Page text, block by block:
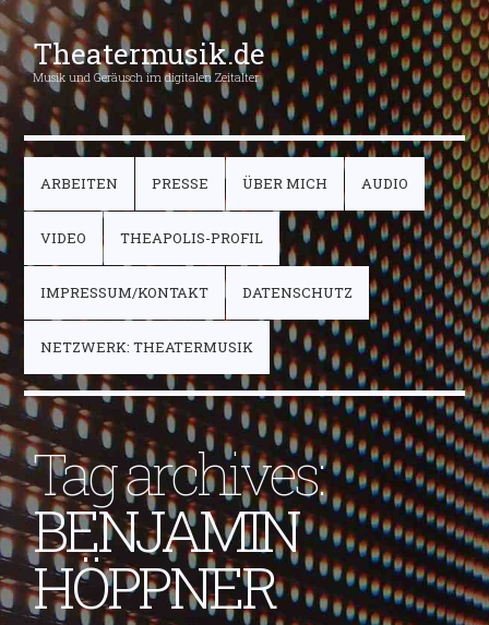
Theatermusik.de
Musik und Geräusch im digitalen Zeitalter
ARBEITEN PRESSE ÜBER MICH AUDIO
VIDEO THEAPOLIS-PROFIL
IMPRESSUM/KONTAKT DATENSCHUTZ
NETZWERK: THEATERMUSIK
Tag archives:
BENJAMIN
HÖPPNER